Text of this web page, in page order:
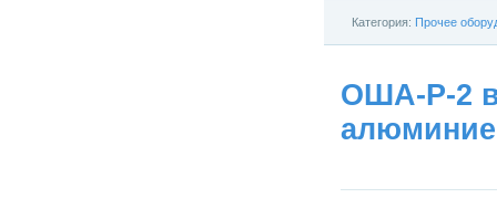
Категория: Прочее
ОША-Р-2